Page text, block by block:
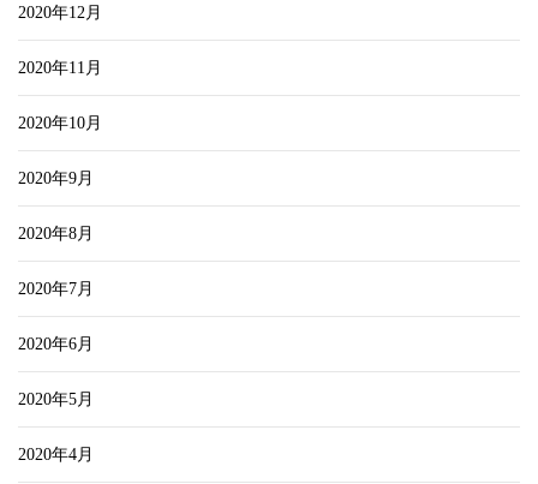
2020年12月
2020年11月
2020年10月
2020年9月
2020年8月
2020年7月
2020年6月
2020年5月
2020年4月